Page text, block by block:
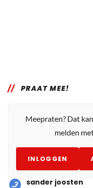
PRAAT MEE!
Meepraten? Dat
melden
INLOGGEN
sander joosten